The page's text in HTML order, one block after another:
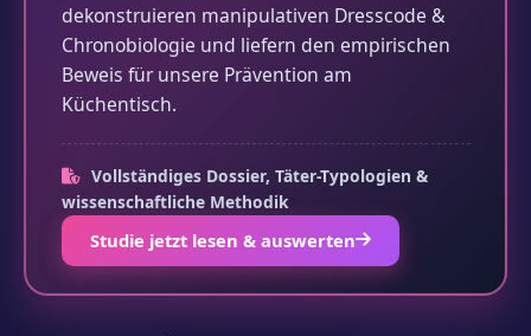
dekonstruieren manipulativen Dresscode &
Chronobiologie und liefern den empirischen
Beweis für unsere Prävention am
Küchentisch.
Vollständiges Dossier, Täter-Typologien &
wissenschaftliche Methodik
Studie jetzt lesen & auswerten